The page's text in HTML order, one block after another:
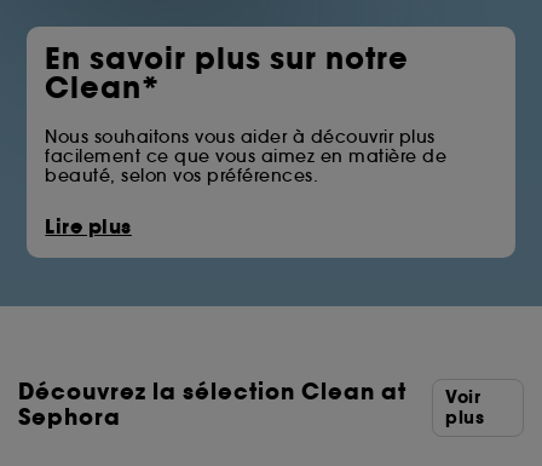
En savoir plus sur notre
Clean*
Nous souhaitons vous aider à découvrir plus
facilement ce que vous aimez en matière de
beauté, selon vos préférences.
La pastille Clean at Sephora vous permet
d’identifier les produits qui écartent certains des
ingrédients issus des familles telles que les huiles
*Clean at Sephora = Des formules aux ingrédients
sélectionnés avec soin.
Lire plus
Découvrez la sélection Clean at
Sephora
Voir
plus